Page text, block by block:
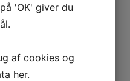
'OK' giver du
af cookies og
her.